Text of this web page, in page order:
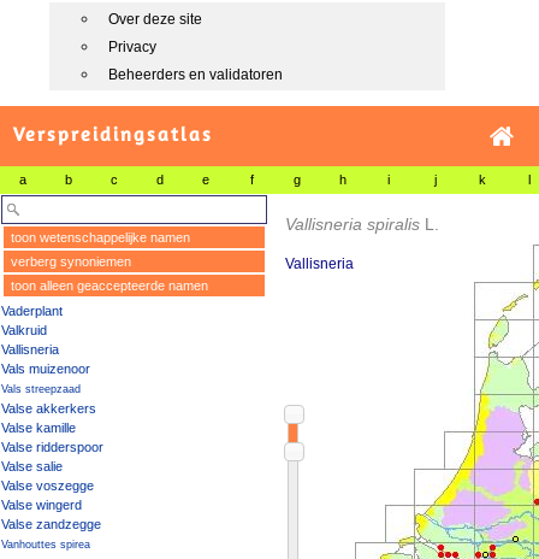
Over deze site
Privacy
Beheerders en validatoren
Verspreidingsatlas
a b c d e f g h i j k l
toon wetenschappelijke namen
verberg synoniemen
toon alleen geaccepteerde namen
Vaderplant
Valkruid
Vallisneria
Vals muizenoor
Vals streepzaad
Valse akkerkers
Valse kamille
Valse ridderspoor
Valse salie
Valse voszegge
Valse wingerd
Valse zandzegge
Vanhouttes spirea
Vallisneria spiralis L.
Vallisneria